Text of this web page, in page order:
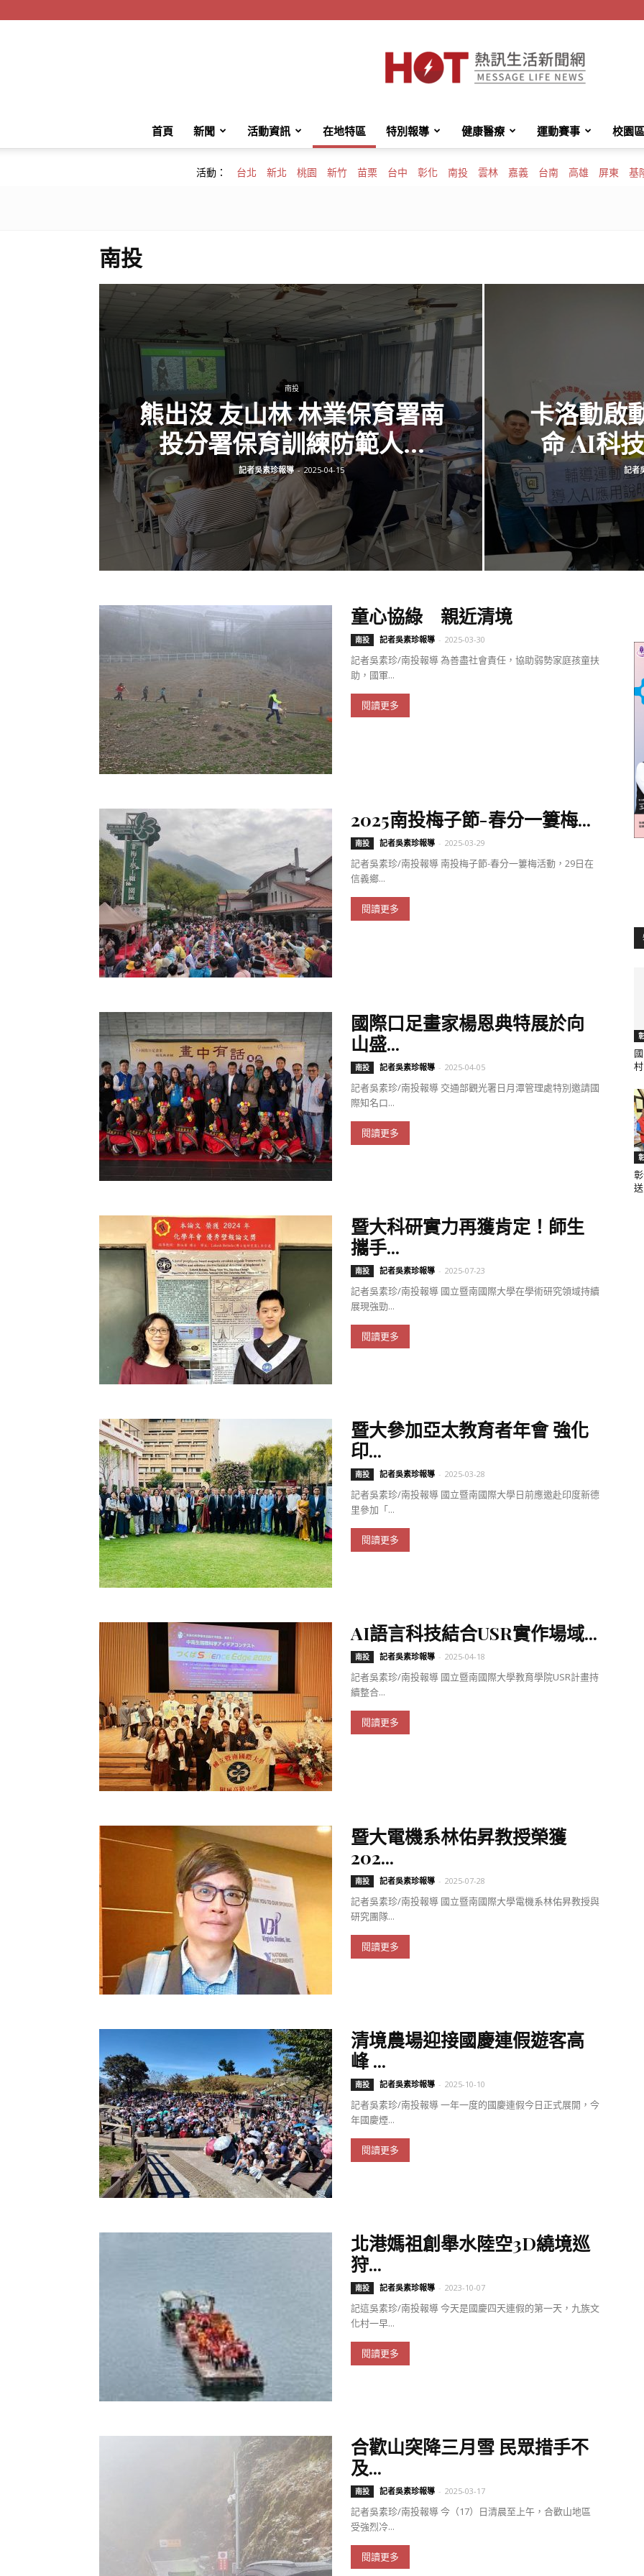
HotMessage
生
首頁 新聞 活動資訊 在地特區 特別報導 健康醫療 運動賽事 校園區
活動： 台北 新北 桃園 新竹 苗栗 台中 彰化 南投 雲林 嘉義 台南 高雄 屏東 基
南投
南投
熊出沒 友山林 林業保育署南
投分署保育訓練防範人...
記者吳素珍報導 - 2025-04-15
卡洛動啟
命 AI科
記者
童心協綠 親近清境
南投 記者吳素珍報導 - 2025-03-30
記者吳素珍/南投報導 為善盡社會責任，協助弱勢家庭孩童扶
助，國軍...
閱讀更多
2025南投梅子節-春分一簍梅...
南投 記者吳素珍報導 - 2025-03-29
記者吳素珍/南投報導 南投梅子節-春分一簍梅活動，29日在
信義鄉...
閱讀更多
國際口足畫家楊恩典特展於向
山盛...
南投 記者吳素珍報導 - 2025-04-05
記者吳素珍/南投報導 交通部觀光署日月潭管理處特別邀請國
際知名口...
閱讀更多
暨大科研實力再獲肯定！師生
攜手...
南投 記者吳素珍報導 - 2025-07-23
記者吳素珍/南投報導 國立暨南國際大學在學術研究領域持續
展現強勁...
閱讀更多
暨大參加亞太教育者年會 強化
印...
南投 記者吳素珍報導 - 2025-03-28
記者吳素珍/南投報導 國立暨南國際大學日前應邀赴印度新德
里參加「...
閱讀更多
AI語言科技結合USR實作場域...
南投 記者吳素珍報導 - 2025-04-18
記者吳素珍/南投報導 國立暨南國際大學教育學院USR計畫持
續整合...
閱讀更多
暨大電機系林佑昇教授榮獲
202...
南投 記者吳素珍報導 - 2025-07-28
記者吳素珍/南投報導 國立暨南國際大學電機系林佑昇教授與
研究團隊...
閱讀更多
清境農場迎接國慶連假遊客高
峰 ...
南投 記者吳素珍報導 - 2025-10-10
記者吳素珍/南投報導 一年一度的國慶連假今日正式展開，今
年國慶煙...
閱讀更多
北港媽祖創舉水陸空3D繞境巡
狩...
南投 記者吳素珍報導 - 2023-10-07
記這吳素珍/南投報導 今天是國慶四天連假的第一天，九族文
化村一早...
閱讀更多
合歡山突降三月雪 民眾措手不
及...
南投 記者吳素珍報導 - 2025-03-17
記者吳素珍/南投報導 今（17）日清晨至上午，合歡山地區
受強烈冷...
閱讀更多